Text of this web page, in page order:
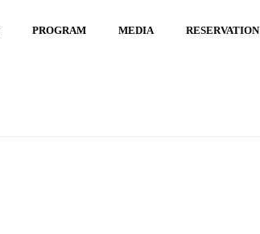
PROGRAM MEDIA RESERVATION